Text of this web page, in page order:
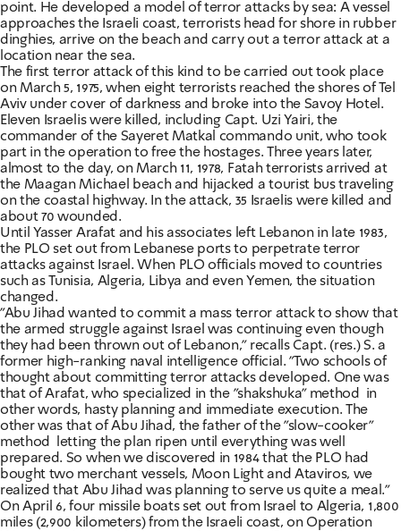
point. He developed a model of terror attacks by sea: A vessel
approaches the Israeli coast, terrorists head for shore in rubber
dinghies, arrive on the beach and carry out a terror attack at a
location near the sea.
The first terror attack of this kind to be carried out took place
on March 5, 1975, when eight terrorists reached the shores of Tel
Aviv under cover of darkness and broke into the Savoy Hotel.
Eleven Israelis were killed, including Capt. Uzi Yairi, the
commander of the Sayeret Matkal commando unit, who took
part in the operation to free the hostages. Three years later,
almost to the day, on March 11, 1978, Fatah terrorists arrived at
the Maagan Michael beach and hijacked a tourist bus traveling
on the coastal highway. In the attack, 35 Israelis were killed and
about 70 wounded.
Until Yasser Arafat and his associates left Lebanon in late 1983,
the PLO set out from Lebanese ports to perpetrate terror
attacks against Israel. When PLO officials moved to countries
such as Tunisia, Algeria, Libya and even Yemen, the situation
changed.
"Abu Jihad wanted to commit a mass terror attack to show that
the armed struggle against Israel was continuing even though
they had been thrown out of Lebanon," recalls Capt. (res.) S. a
former high-ranking naval intelligence official. "Two schools of
thought about committing terror attacks developed. One was
that of Arafat, who specialized in the "shakshuka" method  in
other words, hasty planning and immediate execution. The
other was that of Abu Jihad, the father of the "slow-cooker"
method  letting the plan ripen until everything was well
prepared. So when we discovered in 1984 that the PLO had
bought two merchant vessels, Moon Light and Ataviros, we
realized that Abu Jihad was planning to serve us quite a meal."
On April 6, four missile boats set out from Israel to Algeria, 1,800
miles (2,900 kilometers) from the Israeli coast, on Operation